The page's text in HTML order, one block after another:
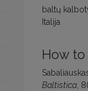
baltų
Italija
How
Baltistica,